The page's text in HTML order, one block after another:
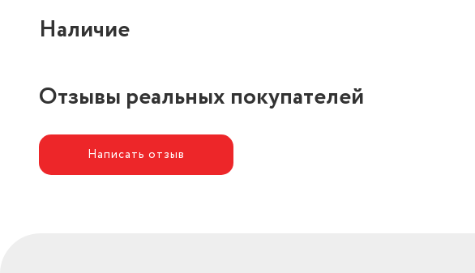
Наличие
Отзывы реальных покупателей
Написать отзыв